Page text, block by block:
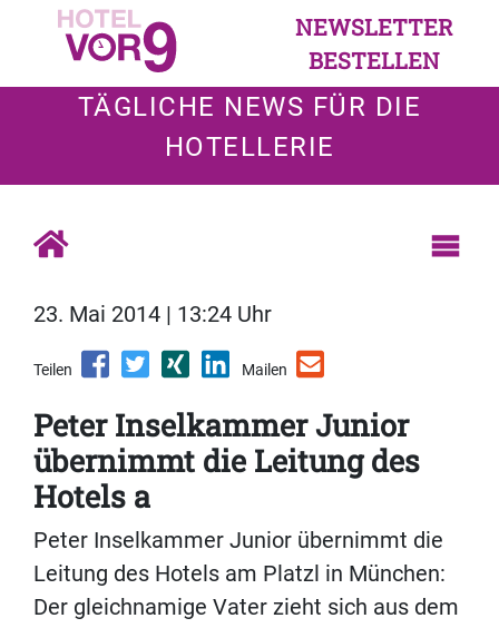
NEWSLETTER
BESTELLEN
TÄGLICHE NEWS FÜR DIE
HOTELLERIE
23. Mai 2014 | 13:24 Uhr
Teilen Mailen
Peter Inselkammer Junior
übernimmt die Leitung des
Hotels a
Peter Inselkammer Junior übernimmt die
Leitung des Hotels am Platzl in München:
Der gleichnamige Vater zieht sich aus dem